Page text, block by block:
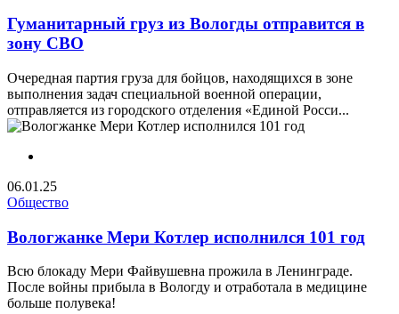
Гуманитарный груз из Вологды отправится в
зону СВО
Очередная партия груза для бойцов, находящихся в зоне
выполнения задач специальной военной операции,
отправляется из городского отделения «Единой Росси...
06.01.25
Общество
Вологжанке Мери Котлер исполнился 101 год
Всю блокаду Мери Файвушевна прожила в Ленинграде.
После войны прибыла в Вологду и отработала в медицине
больше полувека!